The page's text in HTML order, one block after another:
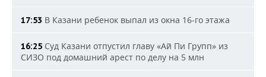
17:53 В Казани ребенок выпал из окна 16-го этажа
16:25 Суд Казани отпустил главу «Ай Пи Групп» из
СИЗО под домашний арест по делу на 5 млн